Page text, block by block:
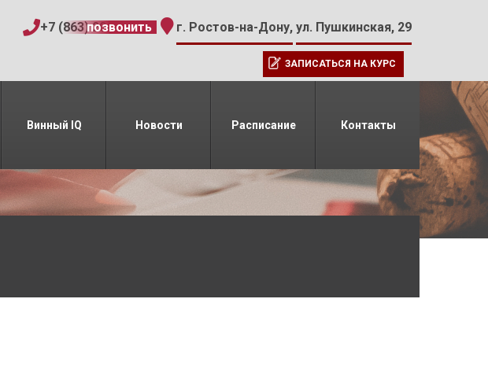
+7 (863) 206-15-15
позвонить г. Ростов-на-Дону, ул. Пушкинская, 29
ЗАПИСАТЬСЯ НА КУРС
Винный IQ Новости Расписание Контакты